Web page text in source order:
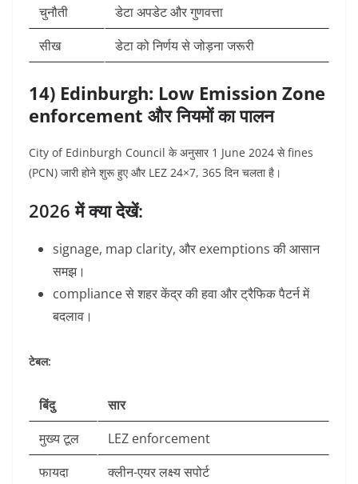
चुनौती
डेटा अपडेट और गुणवत्ता
सीख
डेटा को निर्णय से जोड़ना जरूरी
14) Edinburgh: Low Emission Zone
enforcement और नियमों का पालन
City of Edinburgh Council के अनुसार 1 June 2024 से fines
(PCN) जारी होने शुरू हुए और LEZ 24×7, 365 दिन चलता है।
2026 में क्या देखें:
signage, map clarity, और exemptions की आसान
समझ।
compliance से शहर केंद्र की हवा और ट्रैफिक पैटर्न में
बदलाव।
टेबल:
बिंदु
सार
मुख्य टूल
LEZ enforcement
फायदा
क्लीन-एयर लक्ष्य सपोर्ट